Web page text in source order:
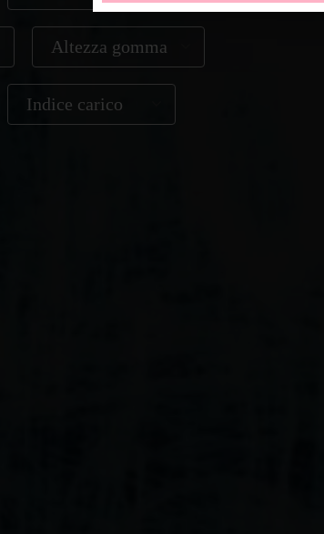
Altezza gomma
Indice carico